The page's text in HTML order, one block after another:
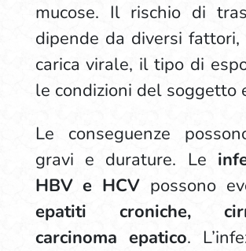
mucose. Il rischio di
dipende da diversi
carica virale, il tipo di
le condizioni del soggetto
Le conseguenze
gravi e durature. Le
HBV e HCV possono
epatiti croniche,
carcinoma epatico.